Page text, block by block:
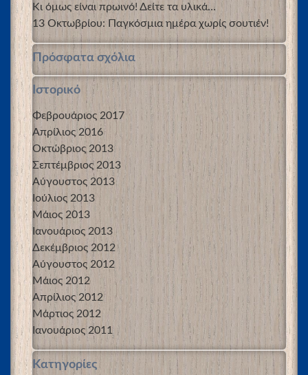
Κι όμως είναι πρωινό! Δείτε τα υλικά…
13 Οκτωβρίου: Παγκόσμια ημέρα χωρίς σουτιέν!
Πρόσφατα σχόλια
Ιστορικό
Φεβρουάριος 2017
Απρίλιος 2016
Οκτώβριος 2013
Σεπτέμβριος 2013
Αύγουστος 2013
Ιούλιος 2013
Μάιος 2013
Ιανουάριος 2013
Δεκέμβριος 2012
Αύγουστος 2012
Μάιος 2012
Απρίλιος 2012
Μάρτιος 2012
Ιανουάριος 2011
Kατηγορίες